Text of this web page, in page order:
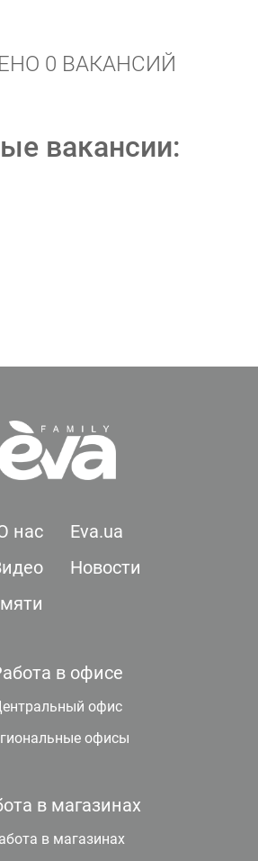
0 ВАКАНСИЙ
вакансии:
нас
Eva.ua
Новости
в офисе
офис
офисы
в магазинах
в магазинах